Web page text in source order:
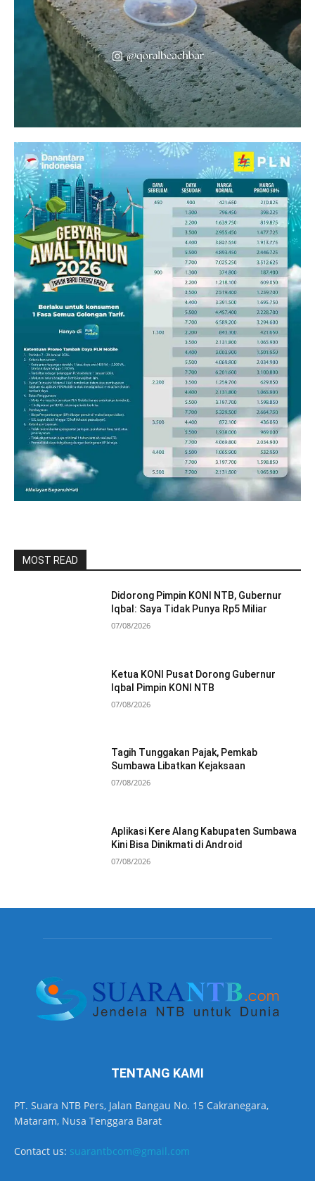
MOST READ
Didorong Pimpin KONI NTB, Gubernur
Iqbal: Saya Tidak Punya Rp5 Miliar
07/08/2026
Ketua KONI Pusat Dorong Gubernur
Iqbal Pimpin KONI NTB
07/08/2026
Tagih Tunggakan Pajak, Pemkab
Sumbawa Libatkan Kejaksaan
07/08/2026
Aplikasi Kere Alang Kabupaten Sumbawa
Kini Bisa Dinikmati di Android
07/08/2026
TENTANG KAMI
PT. Suara NTB Pers, Jalan Bangau No. 15 Cakranegara,
Mataram, Nusa Tenggara Barat
Contact us: suarantbcom@gmail.com